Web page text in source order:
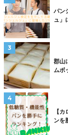
パン
ュ」
郡山
ムボ
【
ンを